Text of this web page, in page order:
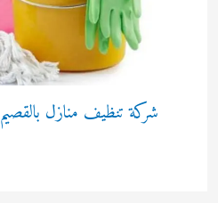
شركة تنظيف منازل بالقصيم